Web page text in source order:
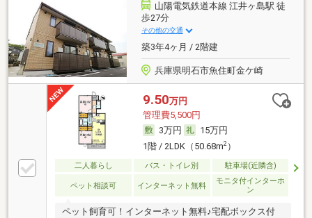
山陽電気鉄道本線 江井ヶ島駅 徒
歩27分
その他の交通
築3年4ヶ月 / 2階建
兵庫県明石市魚住町金ケ崎
9.50万円
管理費5,500円
3万円
15万円
1階 / 2LDK（50.68m2）
二人暮らし バス・トイレ別 駐車場(近隣含)
ペット相談可 インターネット無料
モニタ付インターホ
ン
ペット飼育可！インターネット無料♪宅配ボックス付